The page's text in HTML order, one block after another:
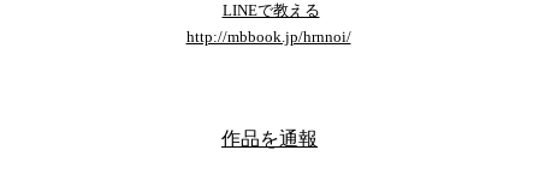
LINEで教える
http://mbbook.jp/hrnnoi/
作品を通報